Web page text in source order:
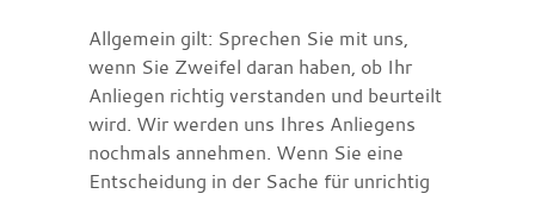
Allgemein gilt: Sprechen Sie mit uns,
wenn Sie Zweifel daran haben, ob Ihr
Anliegen richtig verstanden und beurteilt
wird. Wir werden uns Ihres Anliegens
nochmals annehmen. Wenn Sie eine
Entscheidung in der Sache für unrichtig